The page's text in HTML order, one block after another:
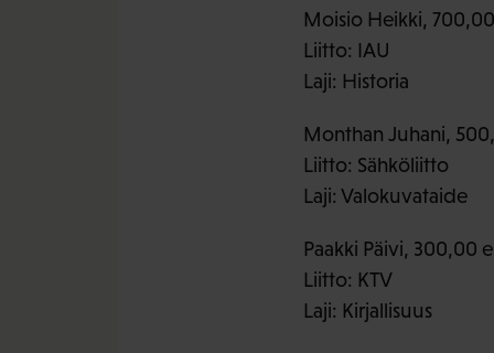
Moisio Heikki,
Liitto: IAU
Laji: Historia
Monthan Juhani,
Liitto: Sähköliitto
Laji: Valokuvataide
Paakki Päivi, 300,00 e
Liitto: KTV
Laji: Kirjallisuus